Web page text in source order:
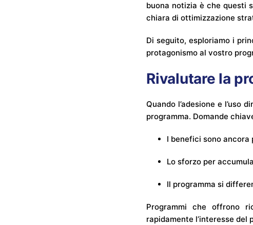
buona notizia è che questi
chiara di ottimizzazione
Di seguito, esploriamo i
protagonismo al vostro
Rivalutare la
Quando l’adesione e l’uso
programma. Domande
I benefici sono
Lo sforzo per
Il programma si
Programmi che offrono
rapidamente l’interesse